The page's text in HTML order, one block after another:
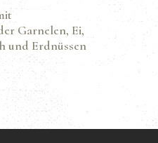
Garnelen, Ei,
und Erdnüssen